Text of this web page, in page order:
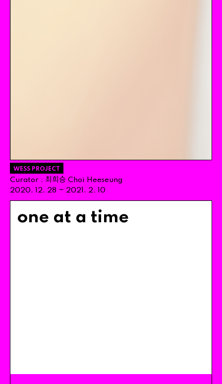
WESS PROJECT
Curator : 최희승 Choi Heeseung
2020. 12. 28 ~ 2021 . 2. 10
one at a time